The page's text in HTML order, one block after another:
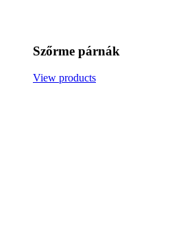
Szőrme párnák
View products